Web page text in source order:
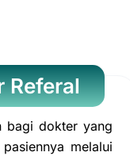
Referal
bagi dokter yang
melalui